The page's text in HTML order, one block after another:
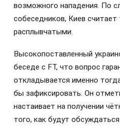
возможного нападения. По
собеседников, Киев
расплывчатыми.
Высокопоставленный
беседе с FT, что вопрос
откладывается именно
бы зафиксировать. Он
настаивает на получении
того, как будут